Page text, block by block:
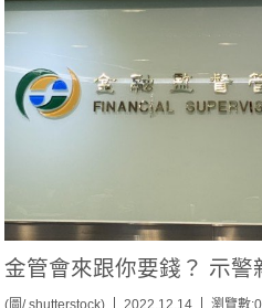
金管會來跟你要錢？ 示警
(圖/ shutterstock) 2022.12.14 瀏覽數:0